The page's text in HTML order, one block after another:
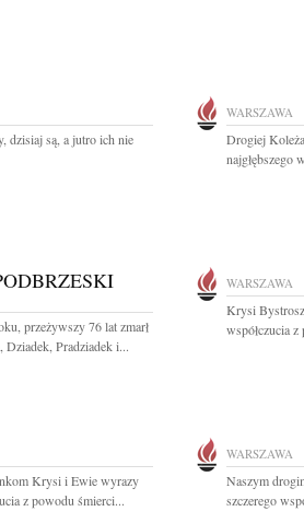
dzisiaj są, a jutro ich nie
WARSZAWA
Drogiej
najgłębszego
przeżywszy 76 lat zmarł
Dziadek, Pradziadek i...
WARSZAWA
Krysi
współczucia
Krysi i Ewie wyrazy
z powodu śmierci...
WARSZAWA
Naszym
szczerego